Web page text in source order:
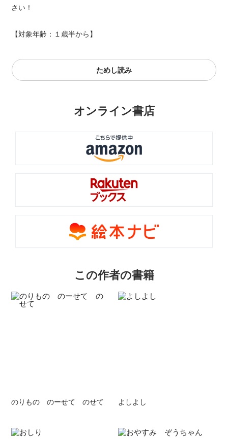
さい！
【対象年齢：１歳半から】
ためし読み
オンライン書店
この作者の書籍
のりもの のーせて のせて よしよし